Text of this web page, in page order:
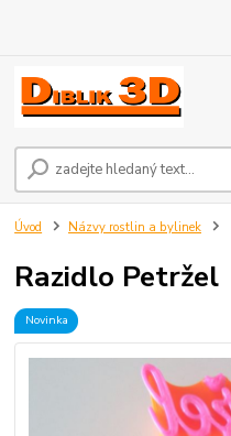
Úvod Názvy rostlin a bylinek
Razidlo Petržel
Novinka